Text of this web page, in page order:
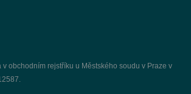
obchodním rejstříku u Městského soudu v Praze v